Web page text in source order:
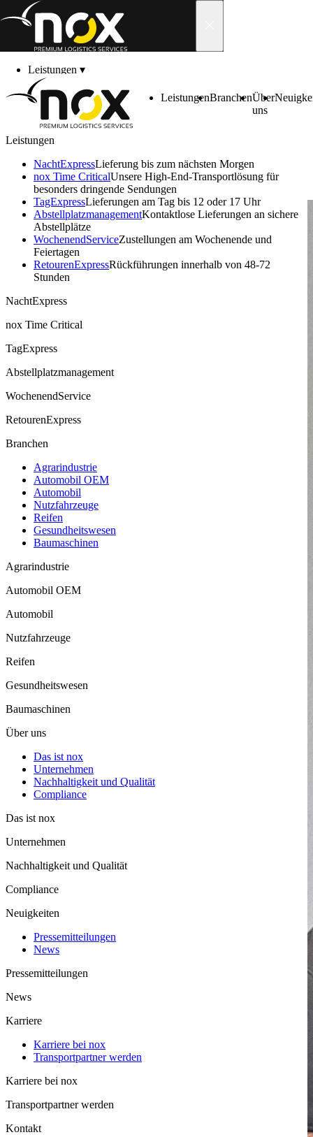
Skip to content
Leistungen ▾
Branchen
Über uns ▾
Neuigkeiten
▾
Karriere▾
Kontakt
Kundenbereich
LeistungenBranchenÜber
uns
Leistungen
NachtExpressLieferung bis zum nächsten Morgen
nox Time CriticalUnsere High-End-Transportlösung für
besonders dringende Sendungen
TagExpressLieferungen am Tag bis 12 oder 17 Uhr
Abstell­platz­manage­mentKontaktlose Lieferungen an sichere
Abstellplätze
Wochenend­ServiceZustellungen am Wochenende und
Feiertagen
Retouren­ExpressRückführungen innerhalb von 48-72
Stunden
NachtExpress
nox Time Critical
TagExpress
Abstell­platz­manage­ment
Wochenend­Service
Retouren­Express
Branchen
Agrarindustrie
Automobil OEM
Automobil
Nutzfahrzeuge
Reifen
Gesund­heits­wesen
Baumaschinen
Agrarindustrie
Automobil OEM
Automobil
Nutzfahrzeuge
Reifen
Gesund­heits­wesen
Baumaschinen
Über uns
Das ist nox
Unter­nehmen
Nachhaltigkeit und Qualität
Compliance
Das ist nox
Unter­nehmen
Nachhaltigkeit und Qualität
Compliance
Neuigkeiten
Pressemitteilungen
News
Pressemitteilungen
News
Karriere
Karriere bei nox
Trans­port­part­ner werden
Karriere bei nox
Trans­port­part­ner werden
Kontakt
Erfolg durch Engagement und
herausragende Ausbildung!